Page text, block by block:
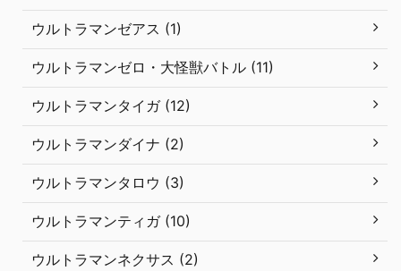
ウルトラマンゼアス (1)
ウルトラマンゼロ・大怪獣バトル (11)
ウルトラマンタイガ (12)
ウルトラマンダイナ (2)
ウルトラマンタロウ (3)
ウルトラマンティガ (10)
ウルトラマンネクサス (2)